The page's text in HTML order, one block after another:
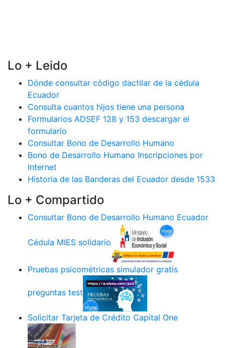
Lo + Leido
Dónde consultar código dactilar de la cédula
Ecuador
Consulta cuantos hijos tiene una persona
Formularios ADSEF 128 y 153 descargar el
formulario
Consultar Bono de Desarrollo Humano
Bono de Desarrollo Humano Inscripciones por
Internet
Historia de las Banderas del Ecuador desde 1533
Lo + Compartido
Consultar Bono de Desarrollo Humano Ecuador
Cédula MIES solidario
Pruebas psicométricas simulador gratis
preguntas test
Solicitar Tarjeta de Crédito Capital One